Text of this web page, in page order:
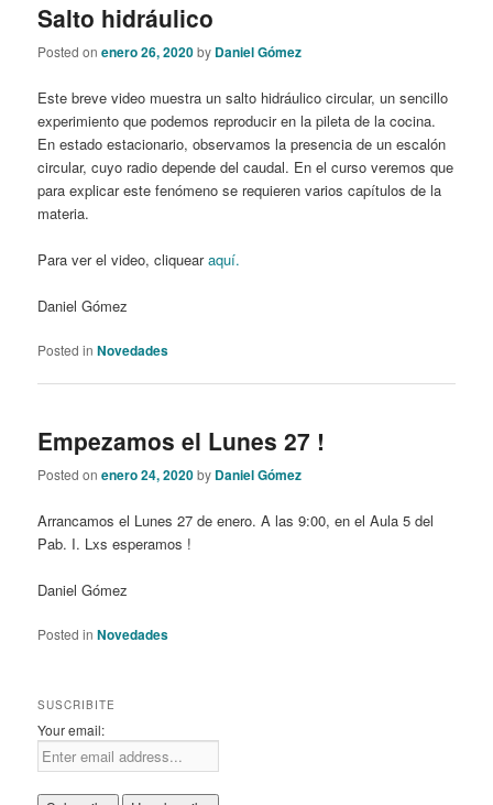
Salto hidráulico
Posted onenero 26, 2020by Daniel Gómez
Este breve video muestra un salto hidráulico circular, un sencillo
experimiento que podemos reproducir en la pileta de la cocina.
En estado estacionario, observamos la presencia de un escalón
circular, cuyo radio depende del caudal. En el curso veremos que
para explicar este fenómeno se requieren varios capítulos de la
materia.
Para ver el video, cliquearaquí.
Daniel Gómez
Posted in Novedades
Empezamos el Lunes 27 !
Posted onenero 24, 2020by Daniel Gómez
Arrancamos el Lunes 27 de enero. A las 9:00, en el Aula 5 del
Pab. I. Lxs esperamos !
Daniel Gómez
Posted in Novedades
SUSCRIBITE
Your email: